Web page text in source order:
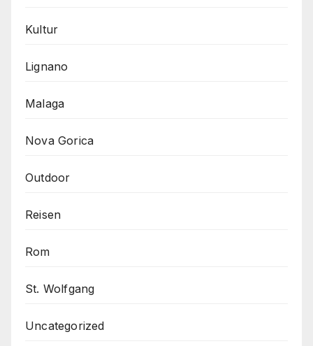
Kultur
Lignano
Malaga
Nova Gorica
Outdoor
Reisen
Rom
St. Wolfgang
Uncategorized